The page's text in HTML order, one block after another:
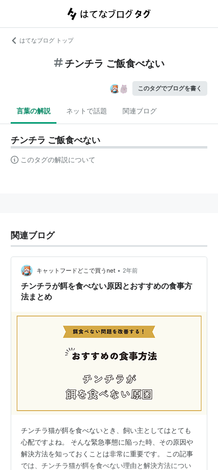
はてなブログ トップ
チンチラ ご飯食べない
このタグでブログを書く
言葉の解説 ネットで話題 関連ブログ
チンチラ ご飯食べない
このタグの解説について
関連ブログ
キャットフードどこで買うnet • 2年前
チンチラが餌を食べない原因とおすすめの食事方
法まとめ
チンチラ猫が餌を食べないとき、飼い主としてはとても
心配ですよね。 そんな緊急事態に陥った時、その原因や
解決方法を知っておくことは非常に重要です。 この記事
では、チンチラ猫が餌を食べない理由と解決方法につい